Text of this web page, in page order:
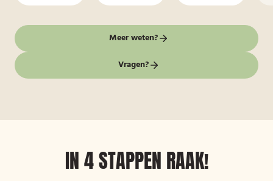
Meer weten?
Vragen?
IN 4 STAPPEN RAAK!